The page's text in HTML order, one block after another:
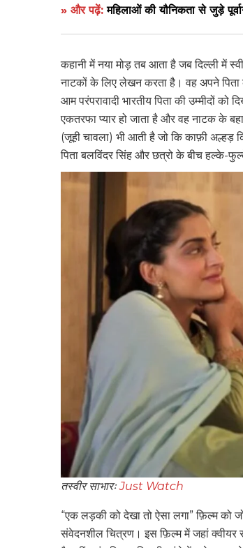
» और पढ़ें:महिलाओं की यौनिकता से जुड़े
कहानी में नया मोड़ तब आता है जब दिल्ली में
नाटकों के लिए लेखन करता है। वह अपने
आम परंपरावादी भारतीय पिता की उम्मीदों
एकतरफा प्यार हो जाता है और वह नाटक के
(जूही चावला) भी आती है जो कि काफ़ी अल्हड़
पिता बलविंदर सिंह और छत्रो के बीच हल्के-
तस्वीर साभारःJust Watch
“एक लड़की को देखा तो ऐसा लगा” फ़िल्म को
संवेदनशील चित्रण। इस फ़िल्म में जहां क्वीयर